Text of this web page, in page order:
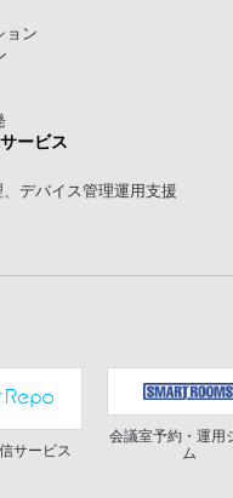
ョン
ービス
デバイス管理運用支援
サービス
会議室予約・運用
ム